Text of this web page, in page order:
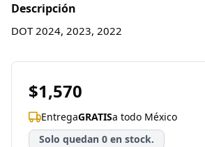
Descripción
DOT 2024, 2023, 2022
$1,570
EntregaGRATISa todo México
Solo quedan 0 en stock.